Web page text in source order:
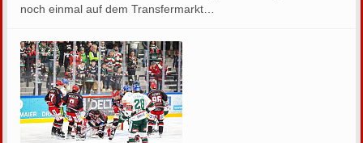
noch einmal auf dem Transfermarkt…